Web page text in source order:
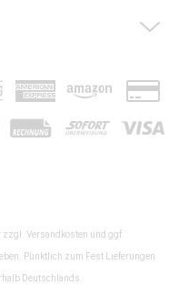
zzgl. Versandkosten und ggf.
Pünktlich zum Fest Lieferungen
Deutschlands.